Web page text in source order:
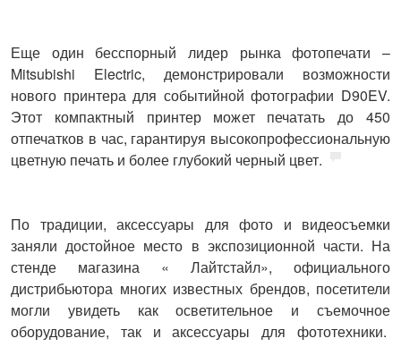
Еще один бесспорный лидер рынка фотопечати –
Mitsubishi Electric, демонстрировали возможности
нового принтера для событийной фотографии D90EV.
Этот компактный принтер может печатать до 450
отпечатков в час, гарантируя высокопрофессиональную
цветную печать и более глубокий черный цвет.
По традиции, аксессуары для фото и видеосъемки
заняли достойное место в экспозиционной части. На
стенде магазина « Лайтстайл», официального
дистрибьютора многих известных брендов, посетители
могли увидеть как осветительное и съемочное
оборудование, так и аксессуары для фототехники.